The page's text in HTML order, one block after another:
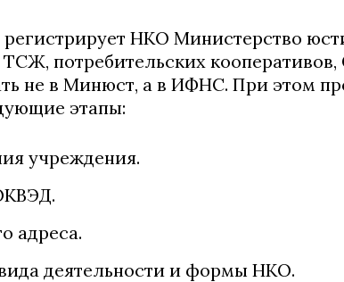
НКО Министерство
потребительских кооперативов,
не в Минюст, а в ИФНС. При этом
этапы:
учреждения.
адреса.
деятельности и формы НКО.